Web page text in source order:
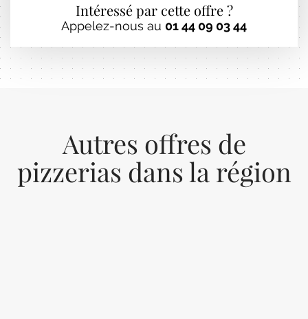
Intéressé par cette offre ?
Appelez-nous au 01 44 09 03 44
Autres offres de
pizzerias dans la région